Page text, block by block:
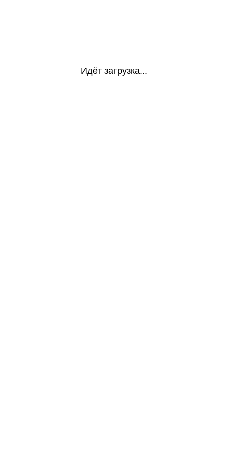
Идёт загрузка...